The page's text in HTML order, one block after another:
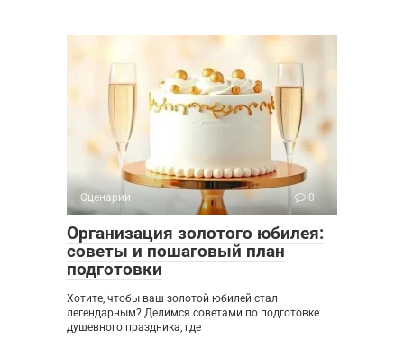
Сценарии 0
Организация золотого юбилея:
советы и пошаговый план
подготовки
Хотите, чтобы ваш золотой юбилей стал
легендарным? Делимся советами по подготовке
душевного праздника, где